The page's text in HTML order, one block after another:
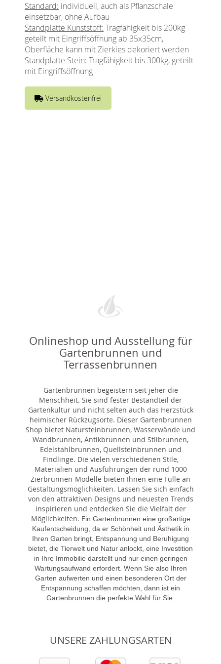
Standard: individuell, auch als Pflanzschale
einsetzbar, ohne Aufbau
Standplatte Kunststoff: Tragfähigkeit bis 200kg
geteilt mit Eingriffsöffnung ab 35x35cm,
Oberfläche kann mit Zierkies dekoriert werden
Standplatte Stein: Tragfähigkeit bis 300kg, geteilt
mit Eingriffsöffnung
Versandkostenfrei
Onlineshop und Ausstellung für
Gartenbrunnen und
Terrassenbrunnen
Gartenbrunnen begeistern seit jeher die
Menschheit. Sie sind fester Bestandteil der
Gartenkultur und nicht selten auch das Herzstück
heimischer Rückzugsorte. Dieser Gartenbrunnen
Shop bietet Natursteinbrunnen, Wasserwände und
Wandbrunnen, Antikbrunnen und Stilbrunnen,
Edelstahlbrunnen, Quellsteinbrunnen und
Findlinge. Die vielen verschiedenen Stile,
Materialien und Ausführungen der rund 1000
Zierbrunnen-Modelle bieten Ihnen eine Fülle an
Gestaltungsmöglichkeiten. Lassen Sie sich einfach
von den attraktiven Designs und neuesten Trends
inspirieren und entdecken Sie die Vielfalt der
Möglichkeiten. Ein Gartenbrunnen eine großartige
Kaufentscheidung, da er Schönheit und Ästhetik in
Ihren Garten bringt, Entspannung und Beruhigung
bietet, die Tierwelt und Natur anlockt, eine Investition
in Ihre Immobilie darstellt und nur einen geringen
Wartungsaufwand erfordert. Wenn Sie also Ihren
Garten aufwerten und einen besonderen Ort der
Entspannung schaffen möchten, dann ist ein
Gartenbrunnen die perfekte Wahl für Sie.
UNSERE ZAHLUNGSARTEN